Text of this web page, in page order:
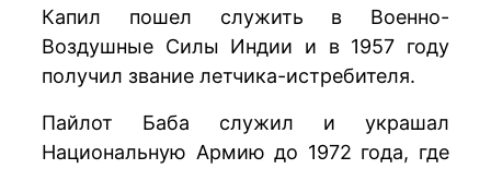
Капил пошел служить в Военно-
Воздушные Силы Индии и в 1957 году
получил звание летчика-истребителя.
Пайлот Баба служил и украшал
Национальную Армию до 1972 года, где